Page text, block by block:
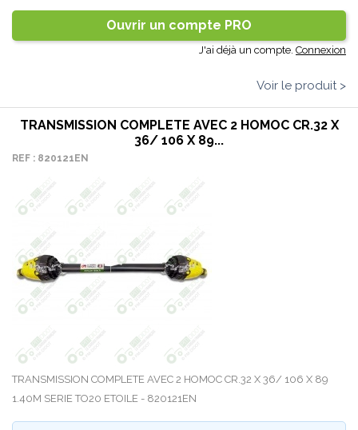
Ouvrir un compte PRO
J'ai déjà un compte. Connexion
Voir le produit >
TRANSMISSION COMPLETE AVEC 2 HOMOC CR.32 X
36/ 106 X 89...
REF : 820121EN
TRANSMISSION COMPLETE AVEC 2 HOMOC CR.32 X 36/ 106 X 89
1.40M SERIE TO20 ETOILE - 820121EN